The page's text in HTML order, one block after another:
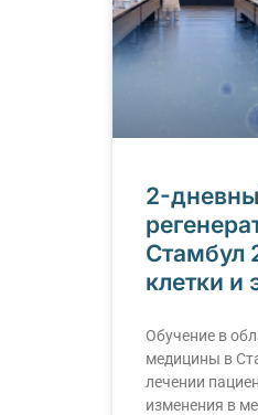
2-
Стамбул
клетки и
Обучение в
медицины в
лечении
изменения в